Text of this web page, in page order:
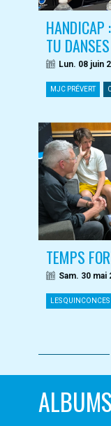
HANDICAP
TU DANSES
Lun. 08 juin
MJC PRÉVERT
TEMPS
Sam. 30 mai
LES QUINCONCES